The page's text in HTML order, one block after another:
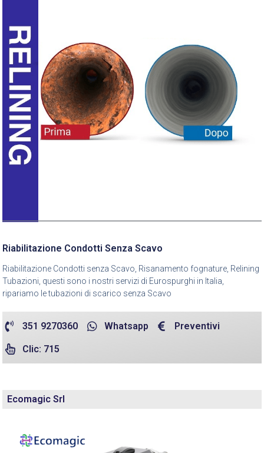
Riabilitazione Condotti Senza Scavo
Riabilitazione Condotti senza Scavo, Risanamento fognature, Relining
Tubazioni, questi sono i nostri servizi di Eurospurghi in Italia,
ripariamo le tubazioni di scarico senza Scavo
351 9270360 Whatsapp Preventivi
Clic: 715
Ecomagic Srl